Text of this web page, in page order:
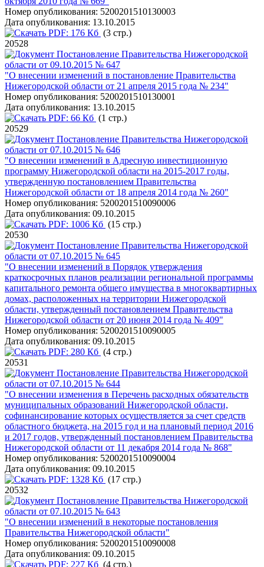
Номер опубликования: 5200201510130003
Дата опубликования: 13.10.2015
PDF: 176 Кб (3 стр.)
20528
Постановление Правительства Нижегородской
области от 09.10.2015 № 647
"О внесении изменений в постановление Правительства
Нижегородской области от 21 апреля 2015 года № 234"
Номер опубликования: 5200201510130001
Дата опубликования: 13.10.2015
PDF: 66 Кб (1 стр.)
20529
Постановление Правительства Нижегородской
области от 07.10.2015 № 646
"О внесении изменений в Адресную инвестиционную
программу Нижегородской области на 2015-2017 годы,
утвержденную постановлением Правительства
Нижегородской области от 18 апреля 2014 года № 260"
Номер опубликования: 5200201510090006
Дата опубликования: 09.10.2015
PDF: 1006 Кб (15 стр.)
20530
Постановление Правительства Нижегородской
области от 07.10.2015 № 645
"О внесении изменений в Порядок утверждения
краткосрочных планов реализации региональной программы
капитального ремонта общего имущества в многоквартирных
домах, расположенных на территории Нижегородской
области, утвержденный постановлением Правительства
Нижегородской области от 20 июня 2014 года № 409"
Номер опубликования: 5200201510090005
Дата опубликования: 09.10.2015
PDF: 280 Кб (4 стр.)
20531
Постановление Правительства Нижегородской
области от 07.10.2015 № 644
"О внесении изменения в Перечень расходных обязательств
муниципальных образований Нижегородской области,
софинансирование которых осуществляется за счет средств
областного бюджета, на 2015 год и на плановый период 2016
и 2017 годов, утвержденный постановлением Правительства
Нижегородской области от 11 декабря 2014 года № 868"
Номер опубликования: 5200201510090004
Дата опубликования: 09.10.2015
PDF: 1328 Кб (17 стр.)
20532
Постановление Правительства Нижегородской
области от 07.10.2015 № 643
"О внесении изменений в некоторые постановления
Правительства Нижегородской области"
Номер опубликования: 5200201510090008
Дата опубликования: 09.10.2015
PDF: 227 Кб (4 стр.)